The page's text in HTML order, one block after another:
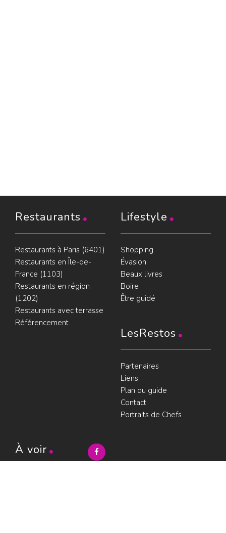
Restaurants
Restaurants à Paris (6401)
Restaurants en Île-de-
France (1103)
Restaurants en région
(1202)
Restaurants avec terrasse
Référencement
Lifestyle
Shopping
Évasion
Beaux livres
Boire
Être guidé
LesRestos
Partenaires
Liens
Plan du guide
Contact
Portraits de Chefs
À voir